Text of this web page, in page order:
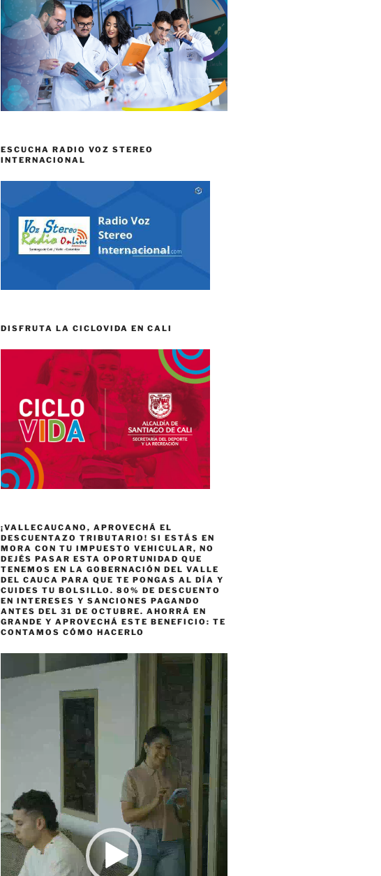
ESCUCHA RADIO VOZ STEREO
INTERNACIONAL
DISFRUTA LA CICLOVIDA EN CALI
¡VALLECAUCANO, APROVECHÁ EL
DESCUENTAZO TRIBUTARIO! SI ESTÁS EN
MORA CON TU IMPUESTO VEHICULAR, NO
DEJÉS PASAR ESTA OPORTUNIDAD QUE
TENEMOS EN LA GOBERNACIÓN DEL VALLE
DEL CAUCA PARA QUE TE PONGAS AL DÍA Y
CUIDES TU BOLSILLO. 80% DE DESCUENTO
EN INTERESES Y SANCIONES PAGANDO
ANTES DEL 31 DE OCTUBRE. AHORRÁ EN
GRANDE Y APROVECHÁ ESTE BENEFICIO: TE
CONTAMOS CÓMO HACERLO
de